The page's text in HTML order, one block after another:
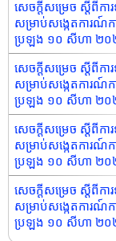
សេចក្តីសម្រេច ស្តីពីក
សម្រាប់សង្កេតការ
ប្រឡង ១០ សីហា ២០២
សេចក្តីសម្រេច ស្តីពីក
សម្រាប់សង្កេតការ
ប្រឡង ១០ សីហា ២០
សេចក្តីសម្រេច ស្តីពីក
សម្រាប់សង្កេតការ
ប្រឡង ១០ សីហា ២០២
សេចក្តីសម្រេច ស្តីពីក
សម្រាប់សង្កេតការ
ប្រឡង ១០ សីហា ២០២៦